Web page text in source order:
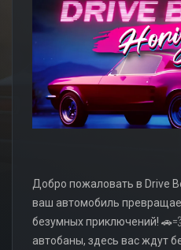
Добро пожаловать в Drive
ваш автомобиль
безумных приключений!
автобаны, здесь вас ждут